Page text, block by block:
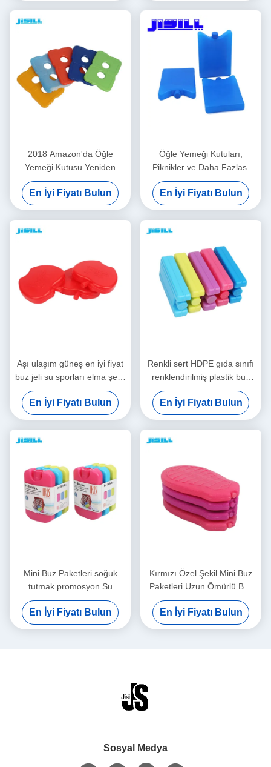
2018 Amazon'da Öğle
Yemeği Kutusu Yeniden
Kullanılabilir Gıda Sınıfı
Soğutucu Sert İnce Buz
Aküsü Öğle Yemeği Çantası
İçin Şeffaf Görünüm
En İyi Fiyatı Bulun
Öğle Yemeği Kutuları,
Piknikler ve Daha Fazlası
İçin Yiyecek ve İçecek
Soğutma İçin Mini Buz
Aküleri Kamp, Balık Tutma
ve Daha Fazlası İçin Çok
Amaçlı Taşınabilir ve
Yeniden Kullanılabilir
En İyi Fiyatı Bulun
Aşı ulaşım güneş en iyi fiyat
buz jeli su sporları elma şekli
HDPE gıda sınıfı gıda için
renklendirilmiş buz paketleri
En İyi Fiyatı Bulun
Renkli sert HDPE gıda sınıfı
renklendirilmiş plastik buz
paketleri yaygın kullanım
kullanın çocuklar öğle
yemeği için soğuk jel şişe
soğutucu tutmak
En İyi Fiyatı Bulun
Mini Buz Paketleri soğuk
tutmak promosyon Su
Kovucu faz değişim
malzemesi gıda sınıfı plastik
renklendirilmiş buz paketi
En İyi Fiyatı Bulun
Kırmızı Özel Şekil Mini Buz
Paketleri Uzun Ömürlü Buz
Paketleri İçin Tıp
En İyi Fiyatı Bulun
Sosyal Medya